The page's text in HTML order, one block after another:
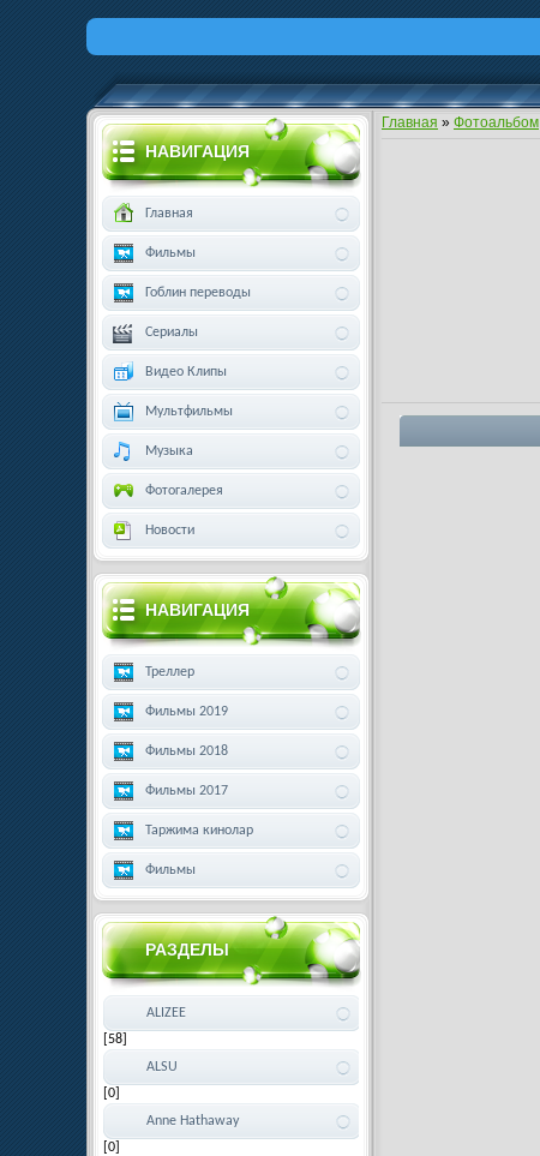
Главная » Фотоальбом
НАВИГАЦИЯ
Главная
Фильмы
Гоблин переводы
Сериалы
Видео Клипы
Мультфильмы
Музыка
Фотогалерея
Новости
НАВИГАЦИЯ
Треллер
Фильмы 2019
Фильмы 2018
Фильмы 2017
Таржима кинолар
Фильмы
РАЗДЕЛЫ
ALIZEE
[58]
ALSU
[0]
Anne Hathaway
[0]